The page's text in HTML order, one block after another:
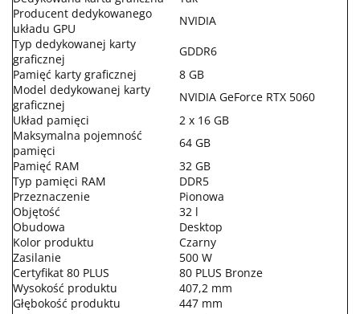
Producent dedykowanego
układu GPU
NVIDIA
Typ dedykowanej karty
graficznej
GDDR6
Pamięć karty graficznej
8 GB
Model dedykowanej karty
graficznej
NVIDIA GeForce RTX 5060
Układ pamięci
2 x 16 GB
Maksymalna pojemność
pamięci
64 GB
Pamięć RAM
32 GB
Typ pamięci RAM
DDR5
Przeznaczenie
Pionowa
Objętość
32 l
Obudowa
Desktop
Kolor produktu
Czarny
Zasilanie
500 W
Certyfikat 80 PLUS
80 PLUS Bronze
Wysokość produktu
407,2 mm
Głębokość produktu
447 mm